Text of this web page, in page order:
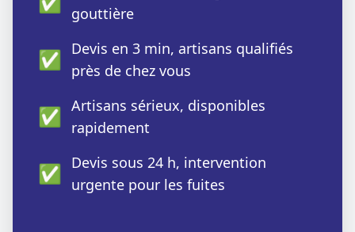
gouttière
✅ Devis en 3 min, artisans qualifiés
près de chez vous
✅ Artisans sérieux, disponibles
rapidement
✅ Devis sous 24 h, intervention
urgente pour les fuites